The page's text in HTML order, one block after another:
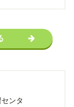
ンタ